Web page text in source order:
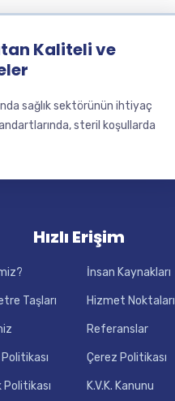
Kaliteli ve
sağlık sektörünün ihtiyaç
steril koşullarda
Hızlı Erişim
İnsan Kaynakları
Taşları Hizmet Noktaları
Referanslar
Çerez Politikası
Politikası K.V.K. Kanunu